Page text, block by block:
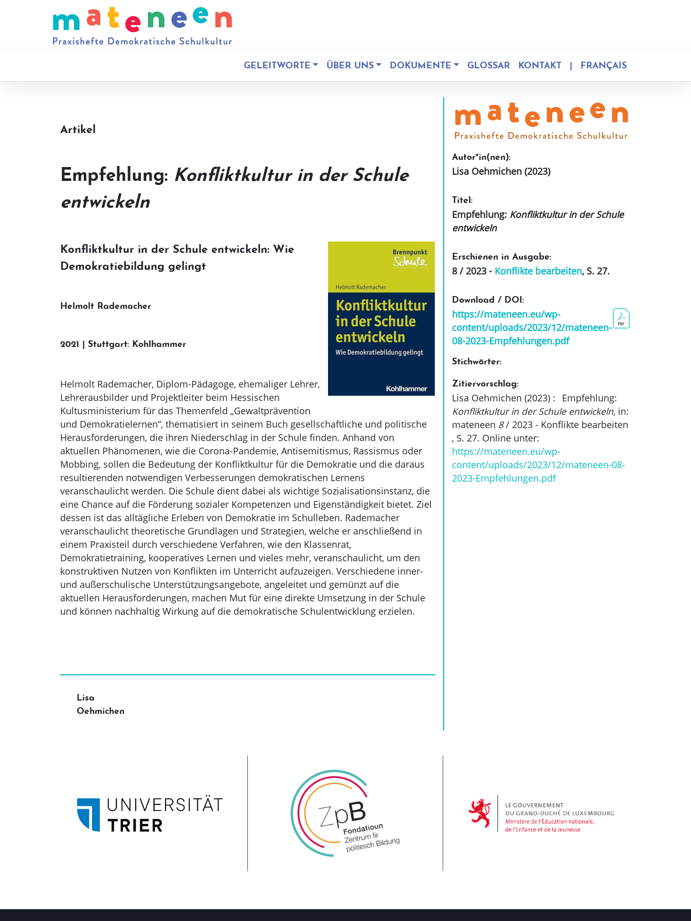
GELEITWORTE ÜBER UNS DOKUMENTE GLOSSAR KONTAKT FRANÇAIS
Artikel
Empfehlung: Konfliktkultur in der Schule
entwickeln
Konfliktkultur in der Schule entwickeln: Wie
Demokratiebildung gelingt
Helmolt Rademacher
2021 | Stuttgart: Kohlhammer
Helmolt Rademacher, Diplom-Pädagoge, ehemaliger Lehrer,
Lehrerausbilder und Projektleiter beim Hessischen
Kultusministerium für das Themenfeld „Gewaltprävention
und Demokratielernen“, thematisiert in seinem Buch gesellschaftliche und politische
Herausforderungen, die ihren Niederschlag in der Schule finden. Anhand von
aktuellen Phänomenen, wie die Corona-Pandemie, Antisemitismus, Rassismus oder
Mobbing, sollen die Bedeutung der Konfliktkultur für die Demokratie und die daraus
resultierenden notwendigen Verbesserungen demokratischen Lernens
veranschaulicht werden. Die Schule dient dabei als wichtige Sozialisationsinstanz, die
eine Chance auf die Förderung sozialer Kompetenzen und Eigenständigkeit bietet. Ziel
dessen ist das alltägliche Erleben von Demokratie im Schulleben. Rademacher
veranschaulicht theoretische Grundlagen und Strategien, welche er anschließend in
einem Praxisteil durch verschiedene Verfahren, wie den Klassenrat,
Demokratietraining, kooperatives Lernen und vieles mehr, veranschaulicht, um den
konstruktiven Nutzen von Konflikten im Unterricht aufzuzeigen. Verschiedene inner-
und außerschulische Unterstützungsangebote, angeleitet und gemünzt auf die
aktuellen Herausforderungen, machen Mut für eine direkte Umsetzung in der Schule
und können nachhaltig Wirkung auf die demokratische Schulentwicklung erzielen.
Lisa
Oehmichen
Autor*in(nen):
Lisa Oehmichen (2023)
Titel:
Empfehlung: Konfliktkultur in der Schule
entwickeln
Erschienen in Ausgabe:
8 / 2023 - Konflikte bearbeiten, S. 27.
Download / DOI:
https://mateneen.eu/wp-
content/uploads/2023/12/mateneen-
08-2023-Empfehlungen.pdf
Stichwörter:
Zitiervorschlag:
Lisa Oehmichen (2023) :
Empfehlung:
Konfliktkultur in der Schule entwickeln, in:
mateneen 8/ 2023 - Konflikte bearbeiten
, S. 27. Online unter:
https://mateneen.eu/wp-
content/uploads/2023/12/mateneen-08-
2023-Empfehlungen.pdf